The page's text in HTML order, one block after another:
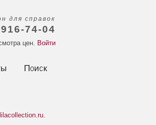
Поиск
для справок
74-04
цен. Войти
.